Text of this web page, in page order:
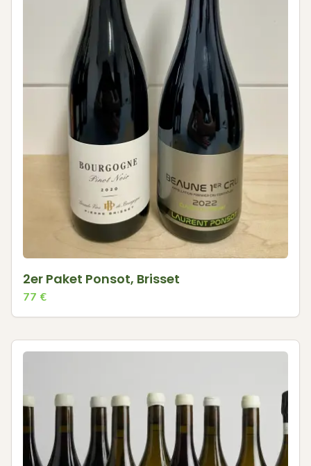
2er Paket Ponsot, Brisset
77 €